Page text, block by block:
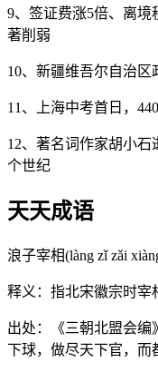
9、签证费涨5倍、离境
著削弱
10、新疆维吾尔自治
11、上海中考首日，
12、著名词作家胡小
个世纪
天天成语
浪子宰相(làng zǐ zǎi
释义：指北宋徽宗时宰
出处：《三朝北盟会编
下球，做尽天下官，而